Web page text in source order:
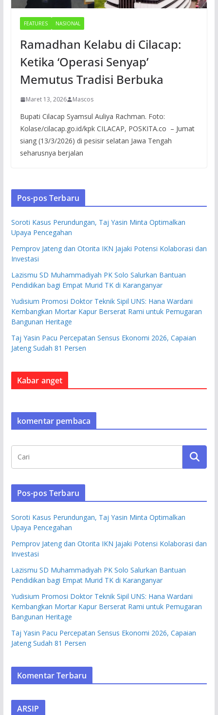
FEATURES NASIONAL
Ramadhan Kelabu di Cilacap:
Ketika ‘Operasi Senyap’
Memutus Tradisi Berbuka
Maret 13, 2026 Mascos
Bupati Cilacap Syamsul Auliya Rachman. Foto:
Kolase/cilacap.go.id/kpk CILACAP, POSKITA.co – Jumat
siang (13/3/2026) di pesisir selatan Jawa Tengah
seharusnya berjalan
Pos-pos Terbaru
Soroti Kasus Perundungan, Taj Yasin Minta Optimalkan
Upaya Pencegahan
Pemprov Jateng dan Otorita IKN Jajaki Potensi Kolaborasi dan
Investasi
Lazismu SD Muhammadiyah PK Solo Salurkan Bantuan
Pendidikan bagi Empat Murid TK di Karanganyar
Yudisium Promosi Doktor Teknik Sipil UNS: Hana Wardani
Kembangkan Mortar Kapur Berserat Rami untuk Pemugaran
Bangunan Heritage
Taj Yasin Pacu Percepatan Sensus Ekonomi 2026, Capaian
Jateng Sudah 81 Persen
Kabar anget
komentar pembaca
Pos-pos Terbaru
Soroti Kasus Perundungan, Taj Yasin Minta Optimalkan
Upaya Pencegahan
Pemprov Jateng dan Otorita IKN Jajaki Potensi Kolaborasi dan
Investasi
Lazismu SD Muhammadiyah PK Solo Salurkan Bantuan
Pendidikan bagi Empat Murid TK di Karanganyar
Yudisium Promosi Doktor Teknik Sipil UNS: Hana Wardani
Kembangkan Mortar Kapur Berserat Rami untuk Pemugaran
Bangunan Heritage
Taj Yasin Pacu Percepatan Sensus Ekonomi 2026, Capaian
Jateng Sudah 81 Persen
Komentar Terbaru
ARSIP